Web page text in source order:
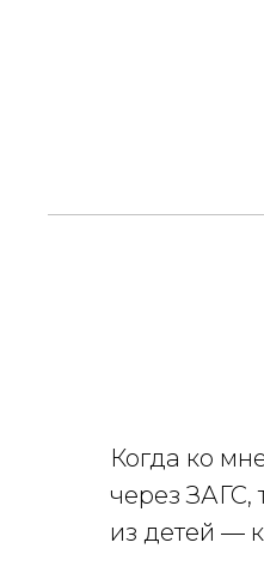
Когда ко
через ЗАГС,
из детей —